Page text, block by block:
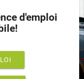
d'emploi